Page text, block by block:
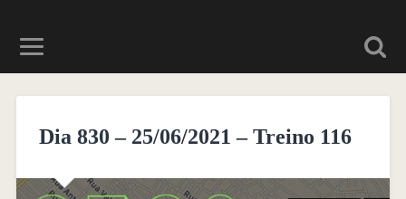
Dia 830 – 25/06/2021 – Treino 116